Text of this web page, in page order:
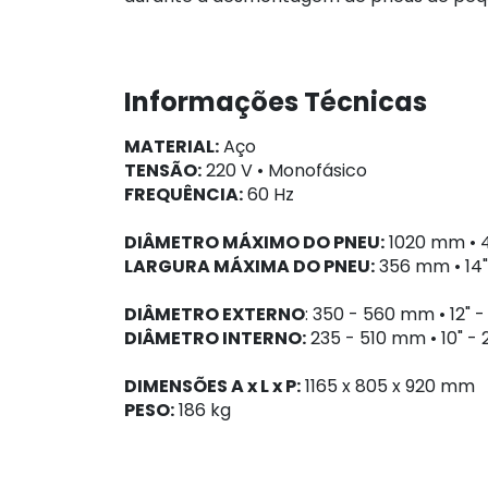
Informações Técnicas
MATERIAL:Aço
TENSÃO:220 V • Monofásico
FREQUÊNCIA:60 Hz
DIÂMETRO MÁXIMO DO PNEU:1020 mm •
LARGURA MÁXIMA DO PNEU:356 mm • 14"
DIÂMETRO EXTERNO: 350 - 560 mm • 12"
DIÂMETRO INTERNO:235 - 510 mm • 10" -
DIMENSÕES A x L x P:1165 x 805 x 920 mm
PESO:186 kg